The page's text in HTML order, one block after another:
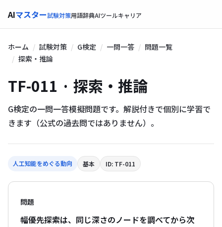
AIマスター試験対策用語辞典AIツールキャリア
ホーム 試験対策 G検定 一問一答
問題一覧
探索・推論
TF-011 · 探索・推論
G検定の一問一答模擬問題です。解説付きで個別に学習で
きます（公式の過去問ではありません）。
人工知能をめぐる動向 基本 ID: TF-011
問題
幅優先探索は、同じ深さのノードを調べてから次